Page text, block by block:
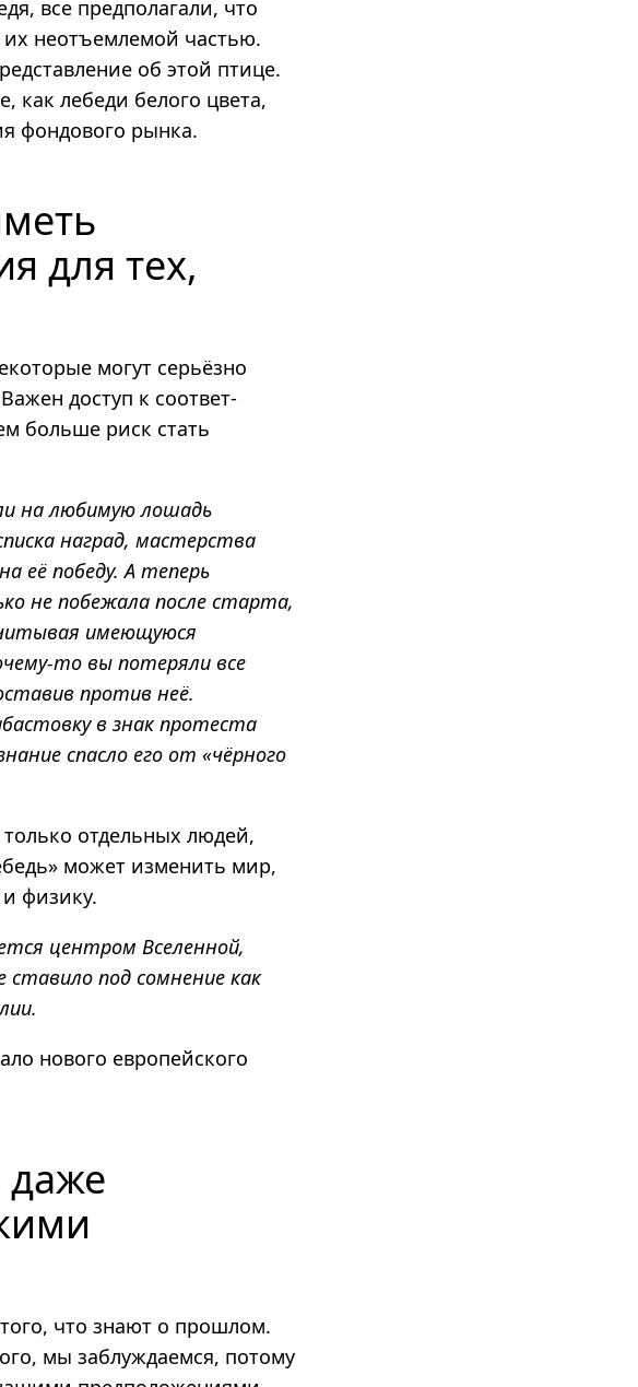
все предполагали, что
неотъемлемой частью.
об этой птице.
лебеди белого цвета,
фондового рынка.
для тех,
могут серьёзно
доступ к соответ­
больше риск стать
на любимую лошадь
наград, мастерства
её победу. А теперь
не побежала после старта,
имеющуюся
то вы потеряли все
против неё.
в знак протеста
спасло его от «чёрного
отдельных людей,
может изменить мир,
физику.
центром Вселенной,
ставило под сомнение как
нового европейского
даже
что знают о прошлом.
мы заблуждаемся, потому